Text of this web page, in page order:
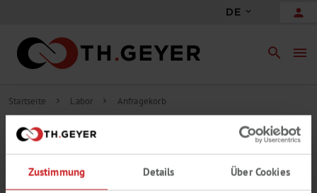
Zustimmung Details Über Cookies
DE person
search menu
Startseite chevron_right Labor chevron_right Anfragekorb
INHALT ANFRAGEKORB
add_circle_outline Freie Anfrageposition hinzufügen